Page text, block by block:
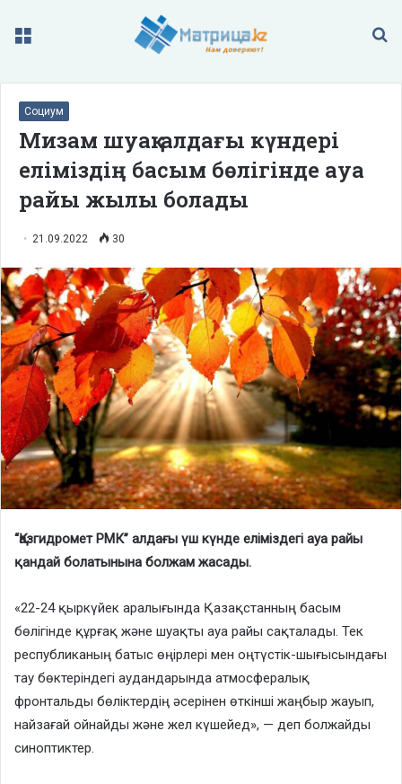
Меню
Социум
Мизам шуақ: алдағы күндері
еліміздің басым бөлігінде ауа
райы жылы болады
21.09.2022 30
“Қазгидромет РМК” алдағы үш күнде еліміздегі ауа райы
қандай болатынына болжам жасады.
«22-24 қыркүйек аралығында Қазақстанның басым
бөлігінде құрғақ және шуақты ауа райы сақталады. Тек
республиканың батыс өңірлері мен оңтүстік-шығысындағы
тау бөктеріндегі аудандарында атмосфералық
фронтальды бөліктердің әсерінен өткінші жаңбыр жауып,
найзағай ойнайды және жел күшейед», — деп болжайды
синоптиктер.